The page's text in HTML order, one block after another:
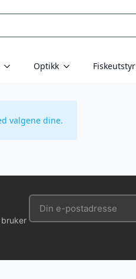
Optikk Fiskeutstyr
valgene dine.